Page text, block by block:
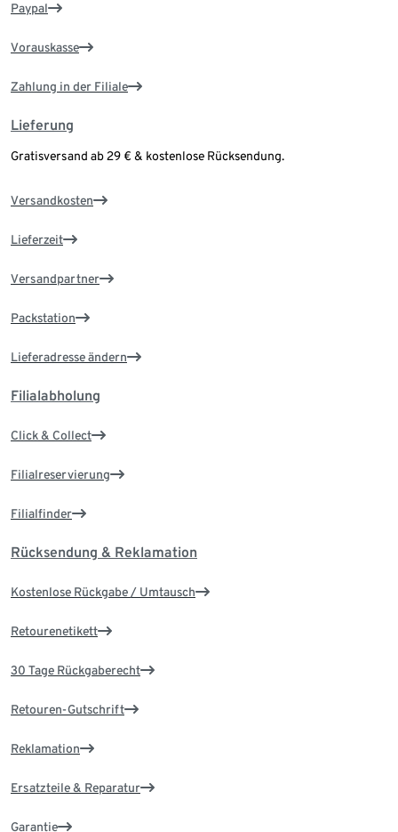
Paypal
Vorauskasse
Zahlung in der Filiale
Lieferung
Gratisversand ab 29 € & kostenlose Rücksendung.
Versandkosten
Lieferzeit
Versandpartner
Packstation
Lieferadresse ändern
Filialabholung
Click & Collect
Filialreservierung
Filialfinder
Rücksendung & Reklamation
Kostenlose Rückgabe / Umtausch
Retourenetikett
30 Tage Rückgaberecht
Retouren-Gutschrift
Reklamation
Ersatzteile & Reparatur
Garantie